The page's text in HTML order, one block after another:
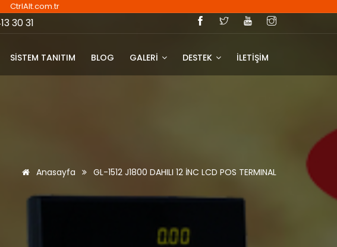
CtrlAlt.com.tr
30 31
SISTEM TANITIM BLOG GALERİ DESTEK İLETİŞİM
Anasayfa GL-1512 J1800 DAHILI 12 İNC LCD POS TERMINAL